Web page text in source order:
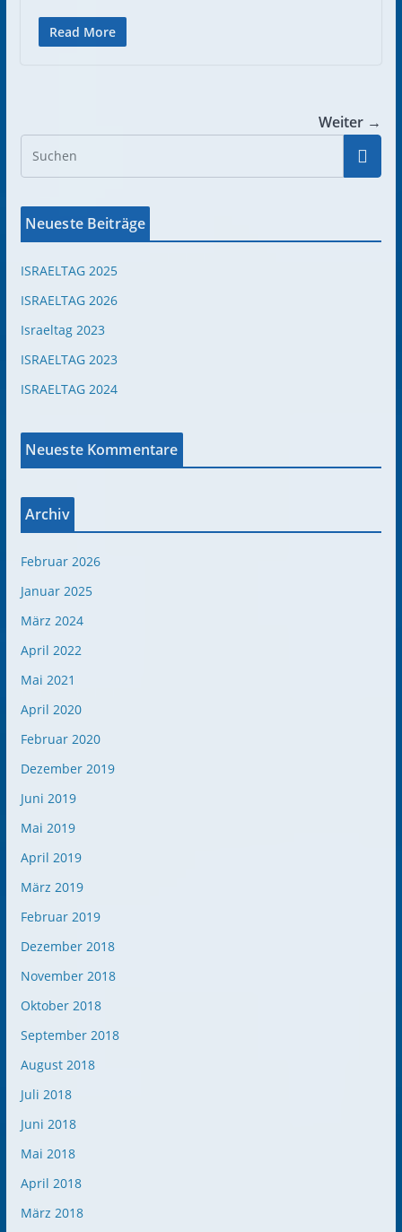
Read More
Weiter →
Neueste Beiträge
ISRAELTAG 2025
ISRAELTAG 2026
Israeltag 2023
ISRAELTAG 2023
ISRAELTAG 2024
Neueste Kommentare
Archiv
Februar 2026
Januar 2025
März 2024
April 2022
Mai 2021
April 2020
Februar 2020
Dezember 2019
Juni 2019
Mai 2019
April 2019
März 2019
Februar 2019
Dezember 2018
November 2018
Oktober 2018
September 2018
August 2018
Juli 2018
Juni 2018
Mai 2018
April 2018
März 2018